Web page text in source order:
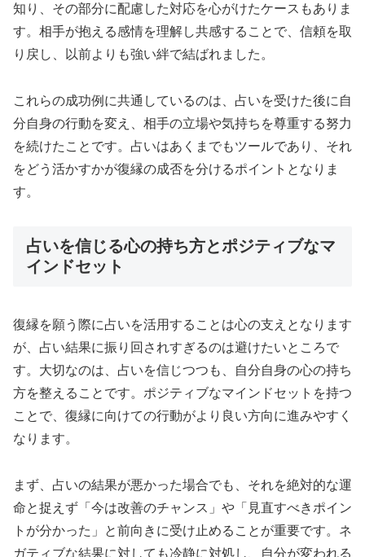
知り、その部分に配慮した対応を心がけたケースもありま
す。相手が抱える感情を理解し共感することで、信頼を取
り戻し、以前よりも強い絆で結ばれました。
これらの成功例に共通しているのは、占いを受けた後に自
分自身の行動を変え、相手の立場や気持ちを尊重する努力
を続けたことです。占いはあくまでもツールであり、それ
をどう活かすかが復縁の成否を分けるポイントとなりま
す。
占いを信じる心の持ち方とポジティブなマ
インドセット
復縁を願う際に占いを活用することは心の支えとなります
が、占い結果に振り回されすぎるのは避けたいところで
す。大切なのは、占いを信じつつも、自分自身の心の持ち
方を整えることです。ポジティブなマインドセットを持つ
ことで、復縁に向けての行動がより良い方向に進みやすく
なります。
まず、占いの結果が悪かった場合でも、それを絶対的な運
命と捉えず「今は改善のチャンス」や「見直すべきポイン
トが分かった」と前向きに受け止めることが重要です。ネ
ガティブな結果に対しても冷静に対処し、自分が変われる